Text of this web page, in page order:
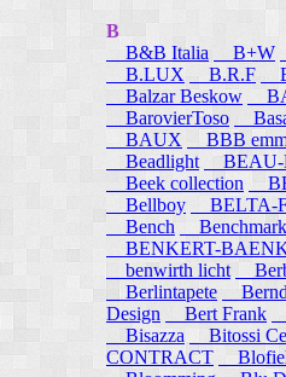
B
B&B Italia
B+W
B.LUX
B.R.F
Balzar Beskow
BarovierToso
BAUX
BBB
Beadlight
BEAU-
Beek collection
Bellboy
BELTA-
Bench
BENKERT-
benwirth licht
Berlintapete
Design
Bert Frank
Bisazza
Bitossi
CONTRACT